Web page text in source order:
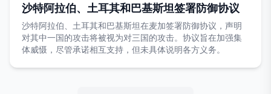
沙特阿拉伯、土耳其和巴基斯坦签署防御协议
沙特阿拉伯、土耳其和巴基斯坦在麦加签署防御协议，声明
对其中一国的攻击将被视为对三国的攻击。协议旨在加强集
体威慑，尽管承诺相互支持，但未具体说明各方义务。